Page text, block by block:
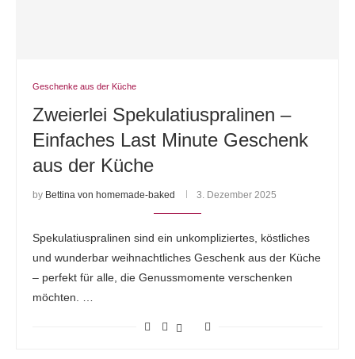
Geschenke aus der Küche
Zweierlei Spekulatiuspralinen –
Einfaches Last Minute Geschenk
aus der Küche
by Bettina von homemade-baked 3. Dezember 2025
Spekulatiuspralinen sind ein unkompliziertes, köstliches
und wunderbar weihnachtliches Geschenk aus der Küche
– perfekt für alle, die Genussmomente verschenken
möchten. …